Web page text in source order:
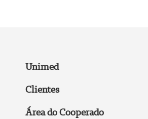
Unimed
Clientes
Área do Cooperado